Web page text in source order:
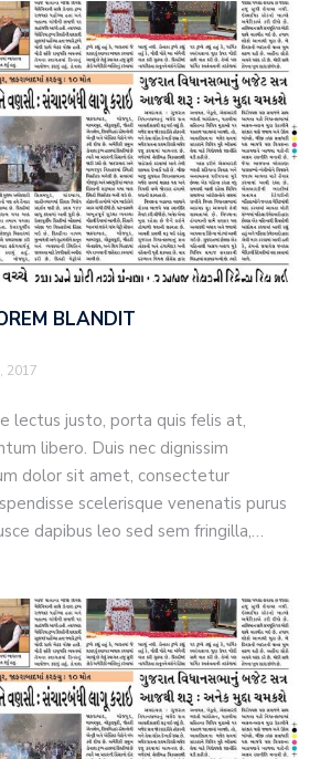
BLANDIT
2017
lectus justo, porta quis felis at,
libero. Duis nec dignissim
dolor sit amet, consectetur
scelerisque venenatis purus
dapibus leo sed sem fringilla,…